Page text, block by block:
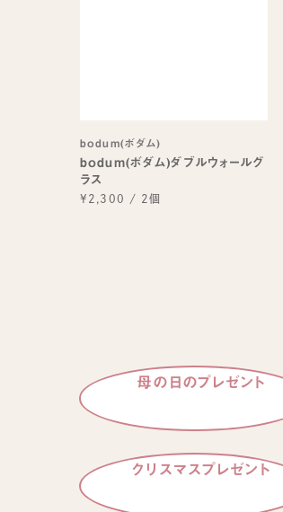
bodum(ボダム)
bodum(ボダム)ダブルウォールグ
ラス
¥2,300 / 2個
母の日のプレゼント
クリスマスプレゼント